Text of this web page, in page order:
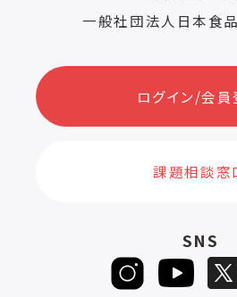
一般社団法人日本食
ログイン/会員
課題相談窓
SNS